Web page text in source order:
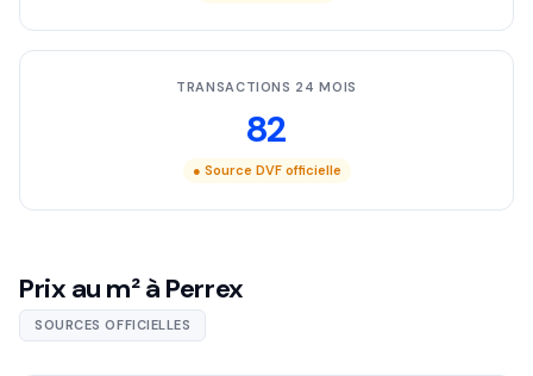
TRANSACTIONS 24 MOIS
82
● Source DVF officielle
Prix au m² à Perrex
SOURCES OFFICIELLES